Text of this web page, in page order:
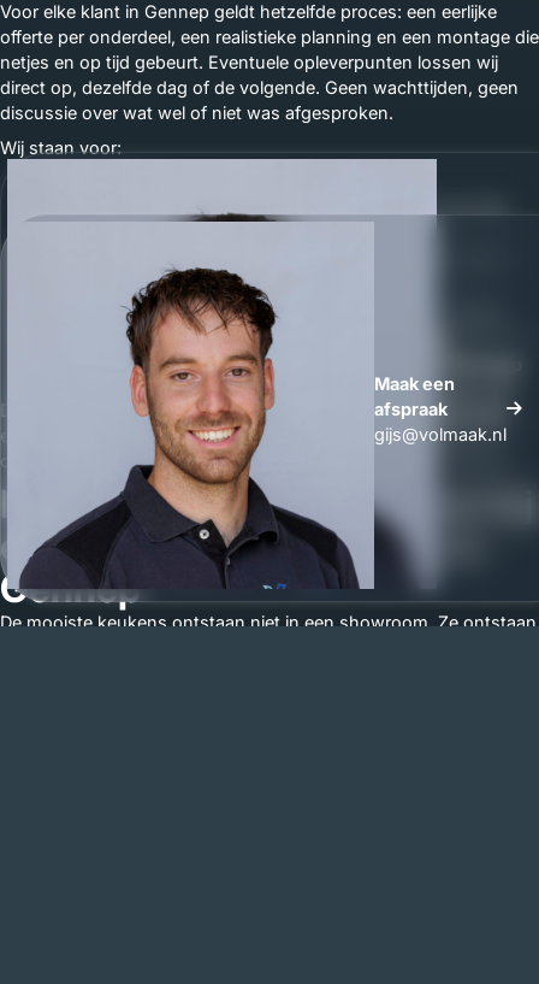
Voor elke klant in Gennep geldt hetzelfde proces: een eerlijke
offerte per onderdeel, een realistieke planning en een montage die
netjes en op tijd gebeurt. Eventuele opleverpunten lossen wij
direct op, dezelfde dag of de volgende. Geen wachttijden, geen
discussie over wat wel of niet was afgesproken.
Wij staan voor:
Transparante offerte,
Directe communicatie,altijd bereikbaar, Gijs of Wouter
Kwaliteitsgarantie,wij stoppen niet voordat het perfect is
ook na oplevering staan wij voor u klaar
Dat is interieurbouw zoals het hoort. Lokaal, persoonlijk en met
een handdruk die iets betekent. Vraag gerust een vrijblijvende
offerte aan voor uw keuken in Gennep, wij komen graag langs.
Een keuken op maat begint bij
een goed gesprek — ook in
Gennep
De mooiste keukens ontstaan niet in een showroom. Ze ontstaan
Maak een
afspraak
Maak een
afspraak
gijs@volmaak.nl